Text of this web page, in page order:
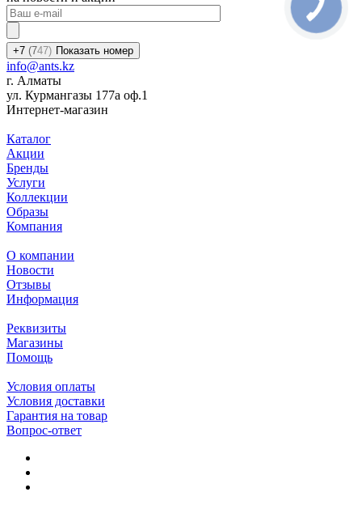
+7 (747) Показать номер
info@ants.kz
г. Алматы
ул. Курмангазы 177а оф.1
Интернет-магазин
Каталог
Акции
Бренды
Услуги
Коллекции
Образы
Компания
О компании
Новости
Отзывы
Информация
Реквизиты
Магазины
Помощь
Условия оплаты
Условия доставки
Гарантия на товар
Вопрос-ответ